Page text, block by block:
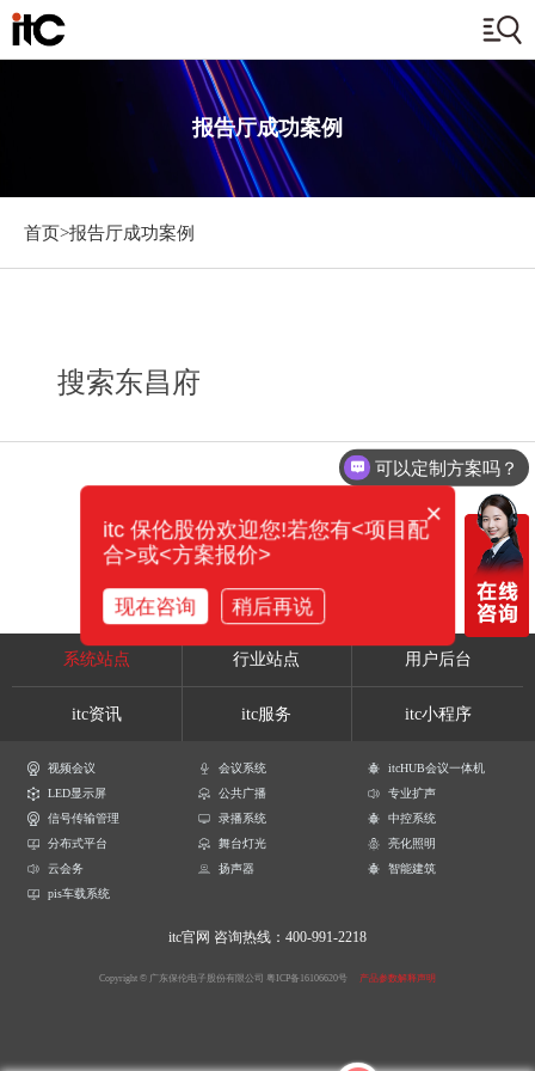
报告厅成功案例
首页>报告厅成功案例
搜索东昌府
系统站点 行业站点 用户后台
itc资讯 itc服务 itc小程序
视频会议 会议系统
itcHUB会议一体机
LED显示屏
公共广播
专业扩声
信号传输管理
录播系统
中控系统
分布式平台
舞台灯光
亮化照明
云会务
扬声器
智能建筑
pis车载系统
itc官网 咨询热线：400-991-2218
Copyright © 广东保伦电子股份有限公司 粤ICP备16106620号 产品参数解释声明
可以定制方案吗？
×
itc 保伦股份欢迎您!若您有<项目配
合>或<方案报价>
现在咨询 稍后再说